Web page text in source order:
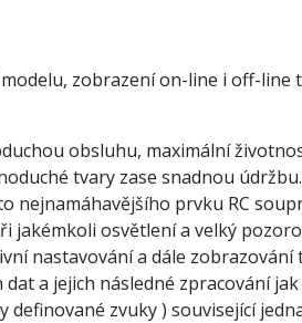
zobrazení on-line i off-line
obsluhu, maximální
tvary zase snadnou
nejnamáhavějšího prvku RC
osvětlení a velký
nastavování a dále zobrazování
a jejich následné zpracování
zvuky ) související